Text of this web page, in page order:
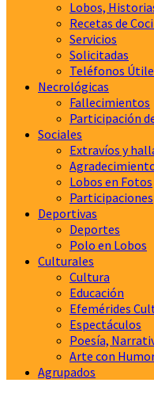
Lobos,
Recetas de
Servicios
Solicitadas
Teléfonos
Necrológicas
Fallecimientos
Participación
Sociales
Extravíos y
Lobos en Fotos
Participaciones
Deportivas
Deportes
Polo en Lobos
Culturales
Cultura
Educación
Efemérides
Espectáculos
Poesía,
Arte con
Agrupados